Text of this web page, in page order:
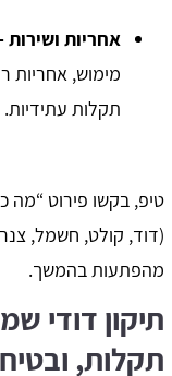
אחריות ושירות
מימוש, אחריות
תקלות עתידיות.
טיפ, בקשו פירוט “מה
(דוד, קולט, חשמל,
מהפתעות בהמשך.
תיקון דודי
תקלות,